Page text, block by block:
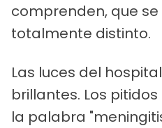
comprenden, que
totalmente distinto.
Las luces del
brillantes. Los
la palabra